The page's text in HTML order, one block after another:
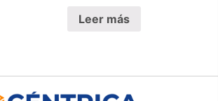
Leer más